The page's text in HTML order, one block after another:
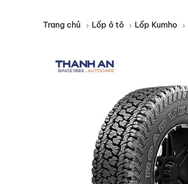
Trang chủ Lốp ô tô Lốp Kumho